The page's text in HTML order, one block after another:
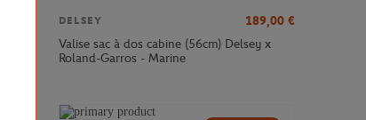
DELSEY 189,00 €
Valise sac à dos cabine (56cm) Delsey x
Roland-Garros - Marine